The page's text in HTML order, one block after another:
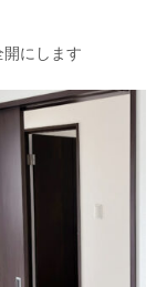
開にします